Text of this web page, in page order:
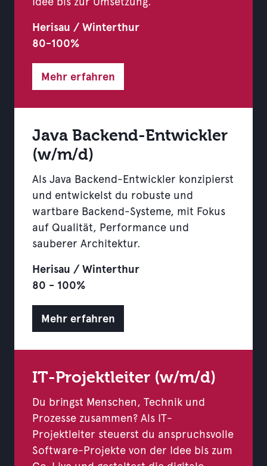
Herisau / Winterthur
80-100%
Mehr erfahren
Java Backend-Entwickler
(w/m/d)
Als Java Backend-Entwickler konzipierst
und entwickelst du robuste und
wartbare Backend-Systeme, mit Fokus
auf Qualität, Performance und
sauberer Architektur.
Herisau / Winterthur
80 - 100%
Mehr erfahren
IT-Projektleiter (w/m/d)
Du bringst Menschen, Technik und
Prozesse zusammen? Als IT-
Projektleiter steuerst du anspruchsvolle
Software-Projekte von der Idee bis zum